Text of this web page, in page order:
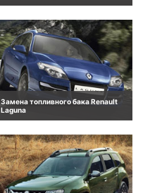
Замена топливного бака Renault
Laguna